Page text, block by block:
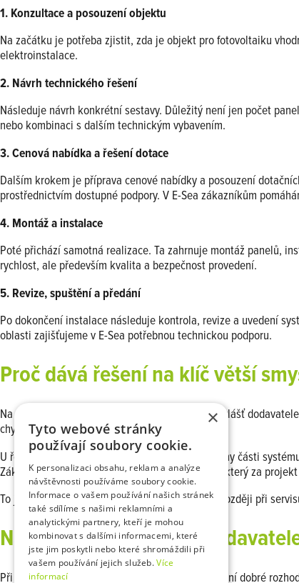
1. Konzultace a posouzení objektu
Na začátku je potřeba zjistit, zda je objekt pro fotovoltaiku
elektroinstalace.
2. Návrh technického řešení
Následuje návrh konkrétní sestavy. Důležitý není jen počet
nebo kombinaci s dalším technickým vybavením.
3. Cenová nabídka a řešení dotace
Dalším krokem je příprava cenové nabídky a posouzení
prostřednictvím dostupné podpory. V E-Sea zákazníkům
4. Montáž a instalace
Poté přichází samotná realizace. Ta zahrnuje montáž panelů,
rychlost, ale především kvalita a bezpečnost provedení.
5. Revize, spuštění a předání
Po dokončení instalace následuje kontrola, revize a uvedení
oblasti zajišťujeme v E-Sea potřebnou technickou podporu.
Proč dává řešení na klíč větší
Na první pohled může vypadat výhodně oslovit zvlášť
chyb a nejasnou odpovědnost za výsledek.
U řešení na klíč je hlavní výhoda v tom, že všechny části
Zákazník navíc komunikuje s jedním partnerem, který za
To je důležité nejen při samotné realizaci, ale i později při
Na co si dát při výběru
Při výběru firmy pro
není dobré
×
Tyto webové stránky
používají soubory cookie.
K personalizaci obsahu, reklam a analýze
návštěvnosti používáme soubory cookie.
Informace o vašem používání našich stránek
také sdílíme s našimi reklamními a
analytickými partnery, kteří je mohou
kombinovat s dalšími informacemi, které
jste jim poskytli nebo které shromáždili při
vašem používání jejich služeb.Více
informací